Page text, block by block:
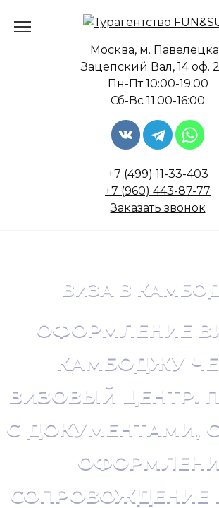
Москва, м.
Зацепский Вал, 14 оф.
Пн-Пт 10:00-19:00
Сб-Вс 11:00-16:00
+7 (499) 11-33-403
+7 (960) 443-87-77
Заказать звонок
ВИЗА В
ОФОРМЛЕНИЕ
КАМБОДЖУ
ВИЗОВЫЙ ЦЕНТР.
С ДОКУМЕНТАМИ,
СОПРОВОЖДЕНИЕ